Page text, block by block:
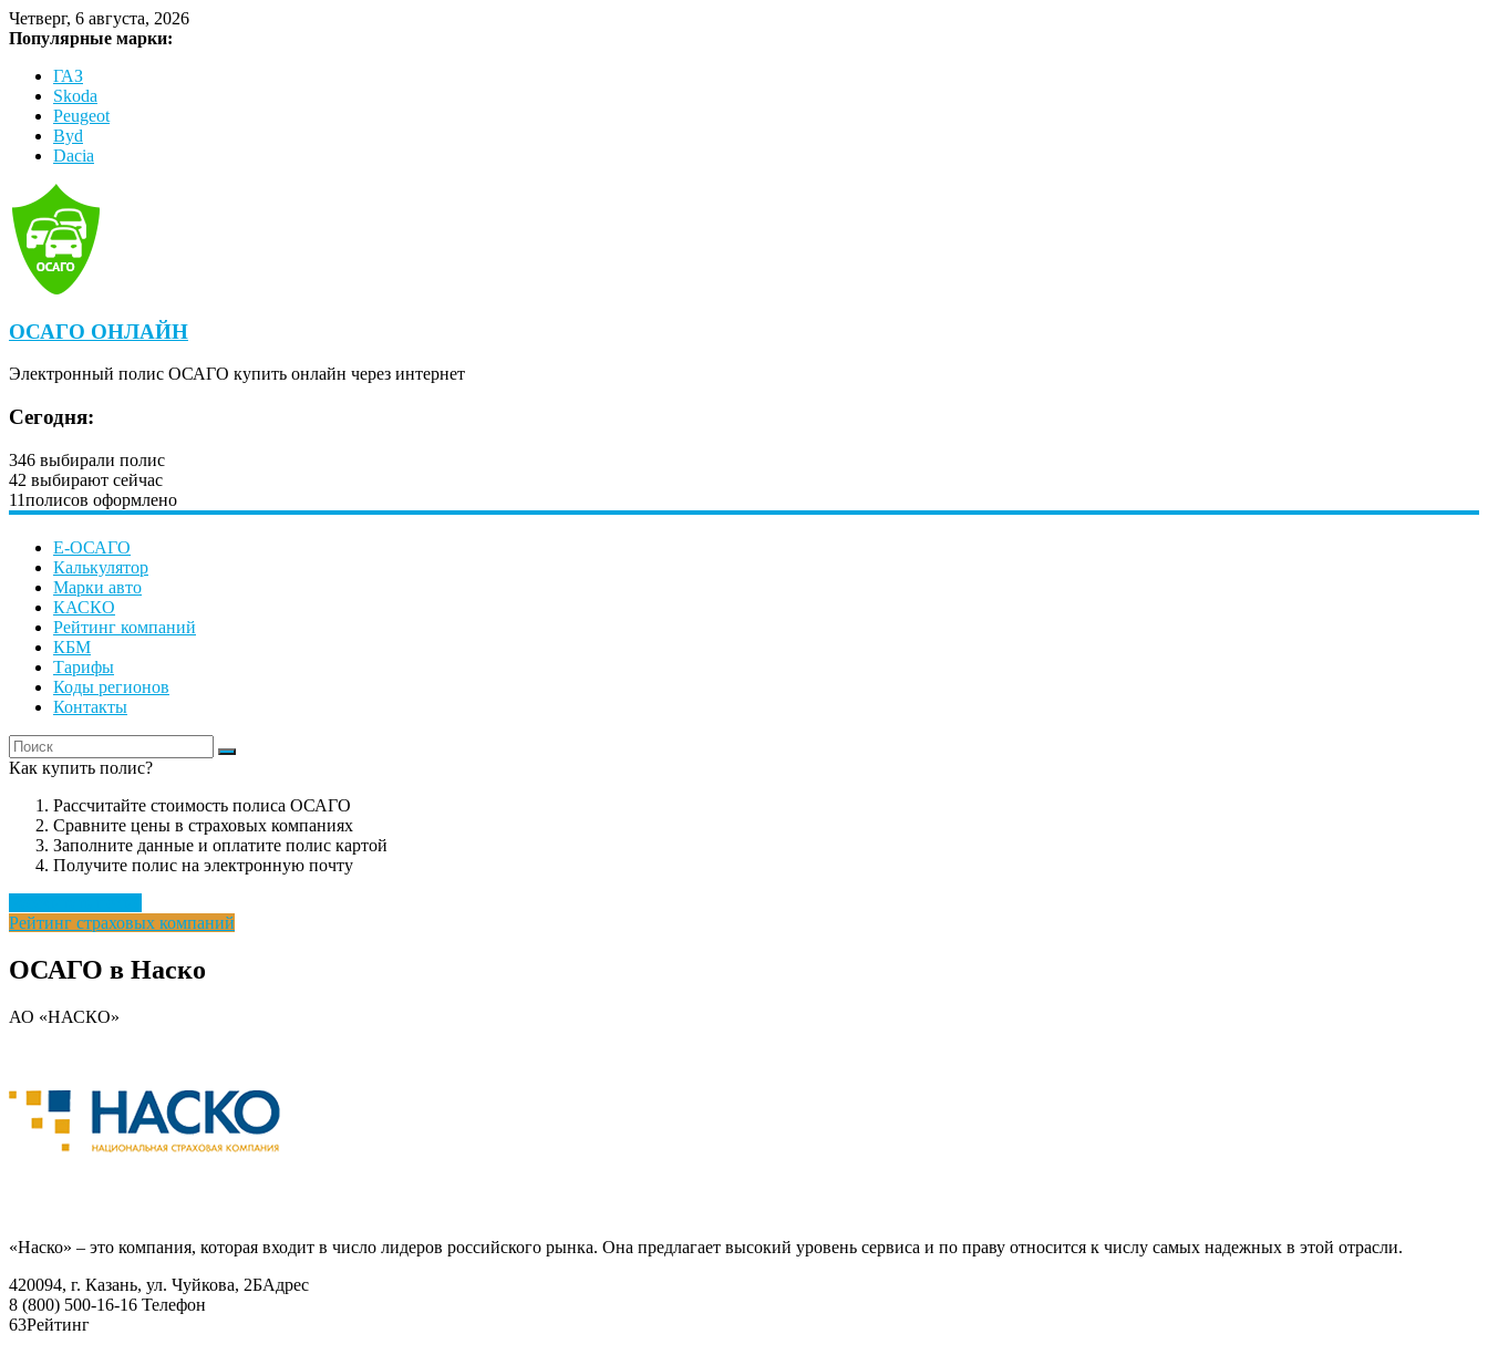
Четверг, 6 августа, 2026
Популярные марки:
ГАЗ
Skoda
Peugeot
Byd
Dacia
ОСАГО ОНЛАЙН
Электронный полис ОСАГО купить онлайн через интернет
Сегодня:
346 выбирали полис
42 выбирают сейчас
11полисов оформлено
Е-ОСАГО
Калькулятор
Марки авто
КАСКО
Рейтинг компаний
КБМ
Тарифы
Коды регионов
Контакты
Как купить полис?
Рассчитайте стоимость полиса ОСАГО
Сравните цены в страховых компаниях
Заполните данные и оплатите полис картой
Получите полис на электронную почту
Рейтинг страховых компаний
ОСАГО в Наско
АО «НАСКО»
«Наско» – это компания, которая входит в число лидеров российского рынка. Она предлагает высокий уровень сервиса и по праву относится к числу самых надежных в этой отрасли.
420094, г. Казань, ул. Чуйкова, 2БАдрес
8 (800) 500-16-16 Телефон
63Рейтинг